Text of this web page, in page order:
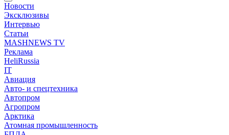
Новости
Эксклюзивы
Интервью
Статьи
MASHNEWS TV
Реклама
HeliRussia
IT
Авиация
Авто- и спецтехника
Автопром
Агропром
Арктика
Атомная промышленность